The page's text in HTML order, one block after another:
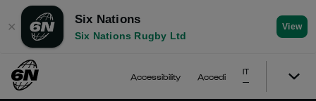
✕
Six Nations
Six Nations Rugby Ltd
View
Accessibility Accedi
IT